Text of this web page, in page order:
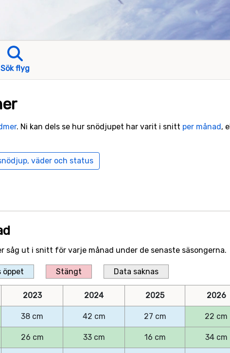
Sök flyg
. Ni kan dels se hur snödjupet har varit i snitt per månad,
väder och status
såg ut i snitt för varje månad under de senaste säsongerna.
öppet Stängt Data saknas
2023 2024 2025 2026
38 cm 42 cm 27 cm 22 cm
26 cm 33 cm 16 cm 34 cm